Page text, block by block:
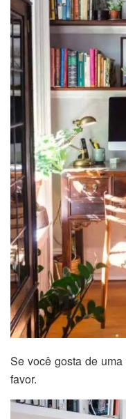
Se você gosta de
favor.